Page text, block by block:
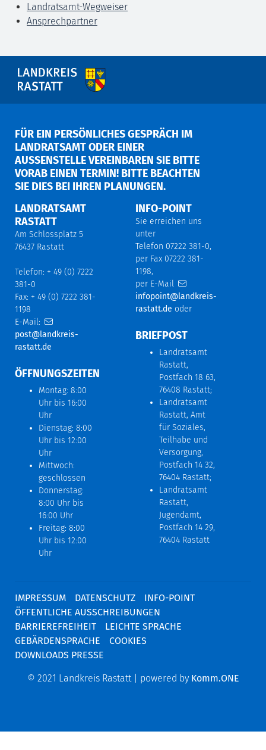
Landratsamt-Wegweiser
Ansprechpartner
FÜR EIN PERSÖNLICHES GESPRÄCH IM
LANDRATSAMT ODER EINER
AUSSENSTELLE VEREINBAREN SIE BITTE V
ORAB EINEN TERMIN! BITTE BEACHTEN S
IE DIES BEI IHREN PLANUNGEN.
LANDRATSAMT
RASTATT
Am Schlossplatz 5
76437 Rastatt
Telefon: + 49 (0) 7222
381-0
Fax: + 49 (0) 7222 381-
1198
E-Mail:
post@landkreis-
rastatt.de
ÖFFNUNGSZEITEN
Montag: 8:00
Uhr bis 16:00
Uhr
Dienstag: 8:00
Uhr bis 12:00
Uhr
Mittwoch:
geschlossen
Donnerstag:
8:00 Uhr bis
16:00 Uhr
Freitag: 8:00
Uhr bis 12:00
Uhr
INFO-POINT
Sie erreichen uns
unter
Telefon 07222 381-0,
per Fax 07222 381-
1198,
per E-Mail
infopoint@landkreis-
rastatt.de oder
BRIEFPOST
Landratsamt
Rastatt,
Postfach 18 63,
76408 Rastatt;
Landratsamt
Rastatt, Amt
für Soziales,
Teilhabe und
Versorgung,
Postfach 14 32,
76404 Rastatt;
Landratsamt
Rastatt,
Jugendamt,
Postfach 14 29,
76404 Rastatt
IMPRESSUM DATENSCHUTZ
INFO-POINT
ÖFFENTLICHE AUSSCHREIBUNGEN
BARRIEREFREIHEIT
LEICHTE SPRACHE
GEBÄRDENSPRACHE
COOKIES
DOWNLOADS PRESSE
© 2021 Landkreis Rastatt | powered by Komm.ONE